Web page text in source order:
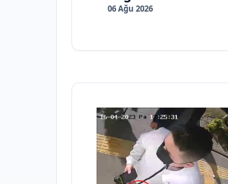
06 Ağu 2026